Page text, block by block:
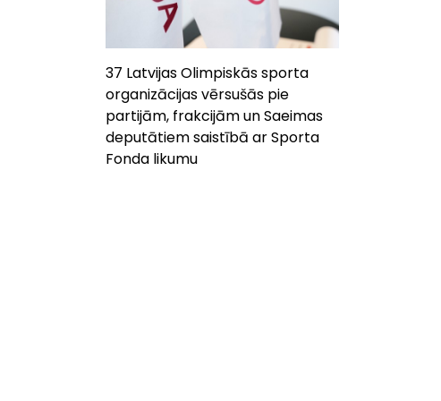
37 Latvijas Olimpiskās sporta
organizācijas vērsušās pie
partijām, frakcijām un Saeimas
deputātiem saistībā ar Sporta
Fonda likumu